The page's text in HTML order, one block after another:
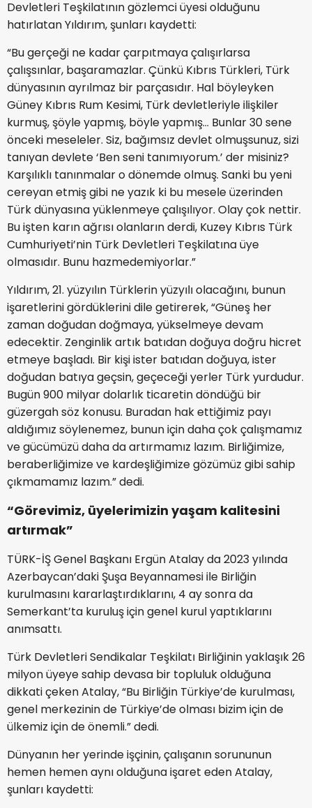
Devletleri Teşkilatının gözlemci üyesi olduğunu
hatırlatan Yıldırım, şunları kaydetti:
“Bu gerçeği ne kadar çarpıtmaya çalışırlarsa
çalışsınlar, başaramazlar. Çünkü Kıbrıs Türkleri, Türk
dünyasının ayrılmaz bir parçasıdır. Hal böyleyken
Güney Kıbrıs Rum Kesimi, Türk devletleriyle ilişkiler
kurmuş, şöyle yapmış, böyle yapmış… Bunlar 30 sene
önceki meseleler. Siz, bağımsız devlet olmuşsunuz, sizi
tanıyan devlete ‘Ben seni tanımıyorum.’ der misiniz?
Karşılıklı tanınmalar o dönemde olmuş. Sanki bu yeni
cereyan etmiş gibi ne yazık ki bu mesele üzerinden
Türk dünyasına yüklenmeye çalışılıyor. Olay çok nettir.
Bu işten karın ağrısı olanların derdi, Kuzey Kıbrıs Türk
Cumhuriyeti’nin Türk Devletleri Teşkilatına üye
olmasıdır. Bunu hazmedemiyorlar.”
Yıldırım, 21. yüzyılın Türklerin yüzyılı olacağını, bunun
işaretlerini gördüklerini dile getirerek, “Güneş her
zaman doğudan doğmaya, yükselmeye devam
edecektir. Zenginlik artık batıdan doğuya doğru hicret
etmeye başladı. Bir kişi ister batıdan doğuya, ister
doğudan batıya geçsin, geçeceği yerler Türk yurdudur.
Bugün 900 milyar dolarlık ticaretin döndüğü bir
güzergah söz konusu. Buradan hak ettiğimiz payı
aldığımız söylenemez, bunun için daha çok çalışmamız
ve gücümüzü daha da artırmamız lazım. Birliğimize,
beraberliğimize ve kardeşliğimize gözümüz gibi sahip
çıkmamamız lazım.” dedi.
“Görevimiz, üyelerimizin yaşam kalitesini
artırmak”
TÜRK-İŞ Genel Başkanı Ergün Atalay da 2023 yılında
Azerbaycan’daki Şuşa Beyannamesi ile Birliğin
kurulmasını kararlaştırdıklarını, 4 ay sonra da
Semerkant’ta kuruluş için genel kurul yaptıklarını
anımsattı.
Türk Devletleri Sendikalar Teşkilatı Birliğinin yaklaşık 26
milyon üyeye sahip devasa bir topluluk olduğuna
dikkati çeken Atalay, “Bu Birliğin Türkiye’de kurulması,
genel merkezinin de Türkiye’de olması bizim için de
ülkemiz için de önemli.” dedi.
Dünyanın her yerinde işçinin, çalışanın sorununun
hemen hemen aynı olduğuna işaret eden Atalay,
şunları kaydetti: